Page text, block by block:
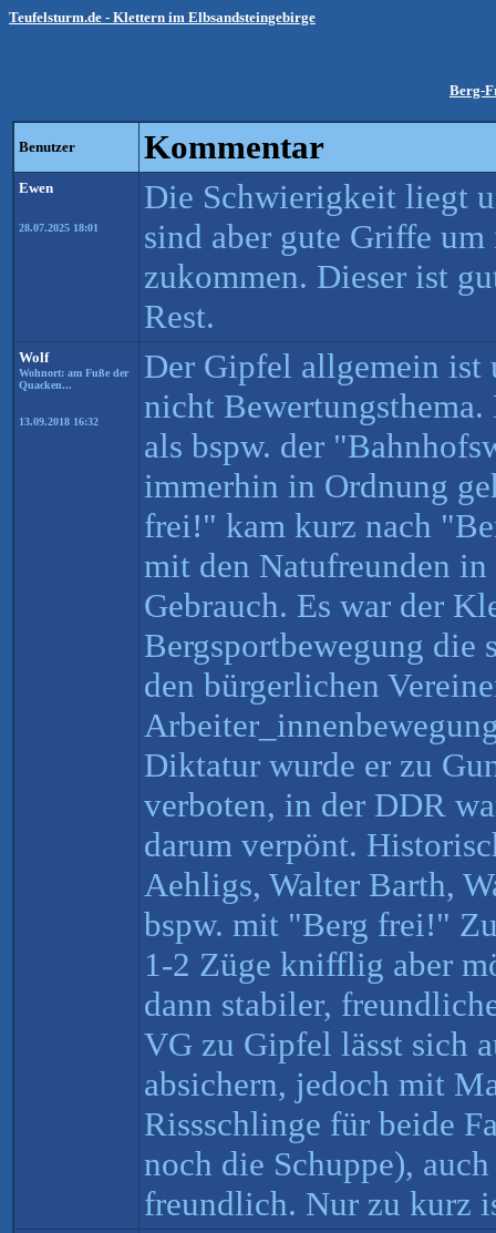
Teufelsturm.de - Klettern im Elbsandsteingebirge
Berg-
Benutzer Kommentar
Ewen
28.07.2025 18:01
Die Schwierigkeit liegt
sind aber gute Griffe
zukommen. Dieser ist
Rest.
Wolf
Wohnort: am Fuße der
Quacken...
13.09.2018 16:32
Der Gipfel allgemein ist
nicht
als bspw. der
immerhin in Ordnung
frei!" kam kurz nach
mit den Natufreunden in
Gebrauch. Es war der
Bergsportbewegung die
den bürgerlichen
Diktatur wurde er zu
verboten, in der DDR
darum verpönt.
Aehligs, Walter Barth,
bspw. mit "Berg frei!"
1-2 Züge knifflig aber
dann stabiler,
VG zu Gipfel lässt sich
absichern, jedoch mit
Rissschlinge für beide
noch die Schuppe),
freundlich. Nur zu kurz